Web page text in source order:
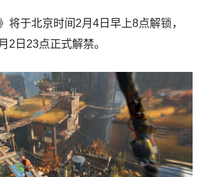
将于北京时间2月4日早上8点解锁，
2日23点正式解禁。